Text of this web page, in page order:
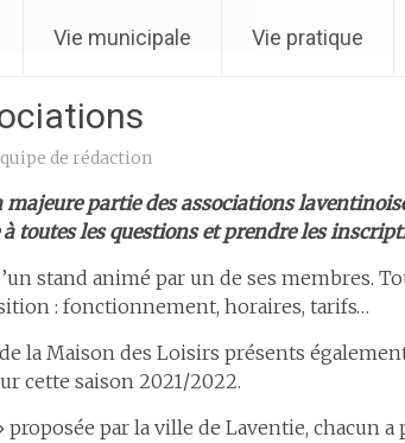
Vie municipale Vie pratique
de rédaction
majeure partie des associations
toutes les questions et prendre les
stand animé par un de ses membres.
: fonctionnement, horaires, tarifs…
la Maison des Loisirs présents
cette saison 2021/2022.
par la ville de Laventie, chacun a
- Arrêté réglementant les usages